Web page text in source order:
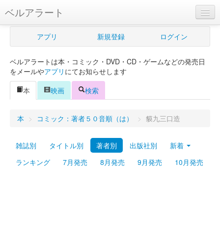
ベルアラート
ベルアラートとは
新規登録
ログイン
Myシェルフ
プレミアム
アプリ 新規登録 ログイン
ベルアラートは本・コミック・DVD・CD・ゲームなどの発売日
をメールやアプリ にてお知らせします
本
映画 検索
本 > コミック：著者５０音順（は） > 貘九三口造
雑誌別 タイトル別 著者別 出版社別
新着
ランキング
7月発売 8月発売 9月発売 10月発売